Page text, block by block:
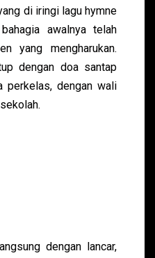
di iringi lagu hymne
awalnya telah
yang mengharukan.
dengan doa santap
perkelas, dengan wali
dengan lancar,